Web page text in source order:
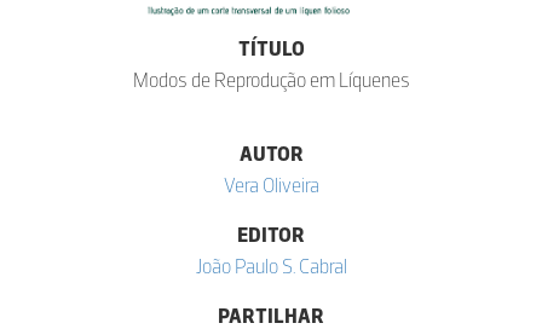
TÍTULO
Modos de Reprodução em Líquenes
AUTOR
Vera Oliveira
EDITOR
João Paulo S. Cabral
PARTILHAR